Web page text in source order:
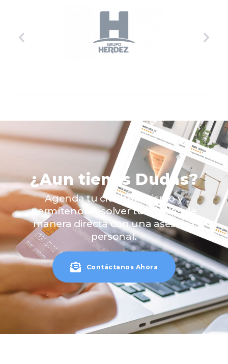
¿Aun tienes Dudas?
Agenda tu cita hoy mismo y
permítenos resolver tus dudas de
manera directa con una asesoría
personal.
Contáctanos Ahora